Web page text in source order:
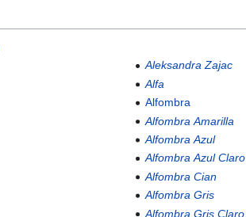
Aleksandra Zajac
Alfa
Alfombra
Alfombra Amarilla
Alfombra Azul
Alfombra Azul Claro
Alfombra Cian
Alfombra Gris
Alfombra Gris Claro